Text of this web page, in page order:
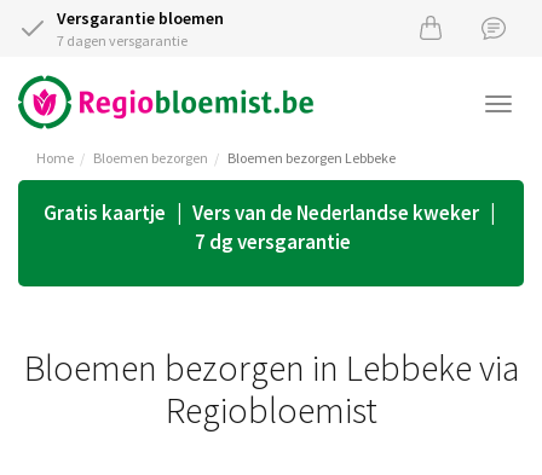
Versgarantie bloemen
7 dagen versgarantie
Home Bloemen bezorgen Bloemen bezorgen Lebbeke
Gratis kaartje | Vers van de Nederlandse kweker |
7 dg versgarantie
Bloemen bezorgen in Lebbeke via
Regiobloemist